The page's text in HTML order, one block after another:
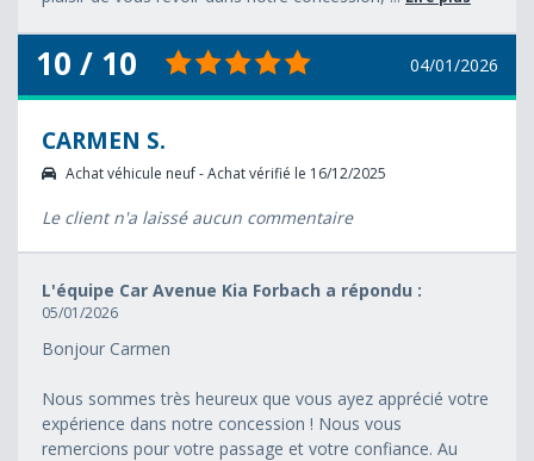
10 / 10 04/01/2026
CARMEN S.
Achat véhicule neuf - Achat vérifié le 16/12/2025
Le client n'a laissé aucun commentaire
L'équipe Car Avenue Kia Forbach a répondu :
05/01/2026
Bonjour Carmen
Nous sommes très heureux que vous ayez apprécié votre
expérience dans notre concession ! Nous vous
remercions pour votre passage et votre confiance. Au